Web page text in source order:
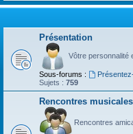
Présentation
Vôtre personnalité
Sous-forums :
Sujets : 759
Rencontres musicales
Rencontres